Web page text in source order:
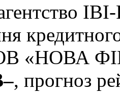
ТОВ «НОВА
, прогноз